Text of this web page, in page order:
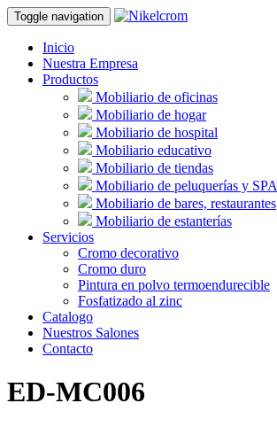
Toggle navigation
Inicio
Nuestra Empresa
Productos
Mobiliario de oficinas
Mobiliario de hogar
Mobiliario de hospital
Mobiliario educativo
Mobiliario de tiendas
Mobiliario de peluquerías y SPA
Mobiliario de bares, restaurantes
Mobiliario de estanterías
Servicios
Cromo decorativo
Cromo duro
Pintura en polvo termoendurecible
Fosfatizado al zinc
Catalogo
Nuestros Salones
Contacto
ED-MC006